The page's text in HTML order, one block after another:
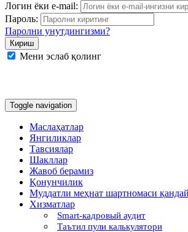
Логин ёки e-mail:
Пароль:
Паролни унутдингизми?
Мени эслаб қолинг
Toggle navigation
Маслаҳатлар
Янгиликлар
Тавсиялар
Шакллар
Жавоб берамиз
Қонунчилик
Муддатли меҳнат шартномаси
Хизматлар
Smart-кадровый аудит
Таътил пули калькулятори